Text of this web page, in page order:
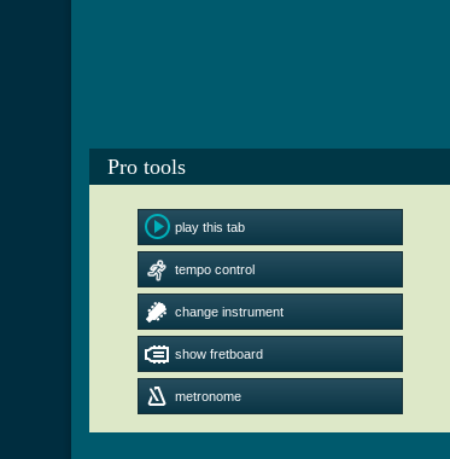
Pro tools
play this tab
tempo control
change instrument
show fretboard
metronome